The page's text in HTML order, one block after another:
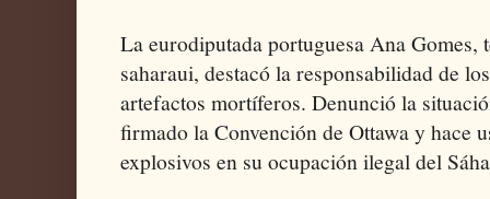
La eurodiputada portuguesa Ana Gomes,
saharaui, destacó la responsabilidad de
artefactos mortíferos. Denunció la
firmado la Convención de Ottawa y hace
explosivos en su ocupación ilegal del